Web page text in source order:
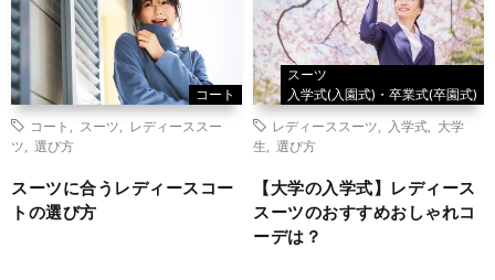
コート
コート スーツ
レディーススー
ツ
選び方
スーツに合うレディースコー
トの選び方
スーツ
入学式(入園式)・卒業式(卒園式)
レディーススーツ 入学式
大学
生
選び方
【大学の入学式】レディース
スーツのおすすめおしゃれコ
ーデは？